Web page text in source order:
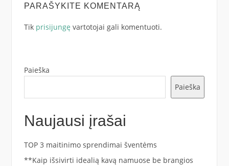
PARAŠYKITE KOMENTARĄ
Tik prisijungę vartotojai gali komentuoti.
Paieška
Paieška
Naujausi įrašai
TOP 3 maitinimo sprendimai šventėms
**Kaip išsivirti idealią kavą namuose be brangios